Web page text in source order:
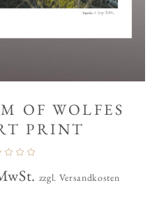
OF WOLFES
PRINT
zzgl. Versandkosten